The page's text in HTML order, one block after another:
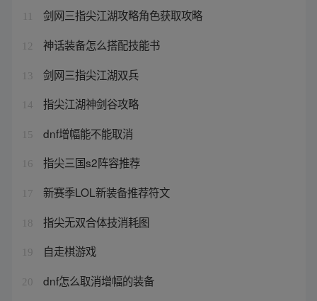
剑网三指尖江湖攻略角色获取攻略
12 神话装备怎么搭配技能书
13 剑网三指尖江湖双兵
14 指尖江湖神剑谷攻略
15 dnf增幅能不能取消
16 指尖三国s2阵容推荐
17 新赛季LOL新装备推荐符文
18 指尖无双合体技消耗图
19 自走棋游戏
20 dnf怎么取消增幅的装备